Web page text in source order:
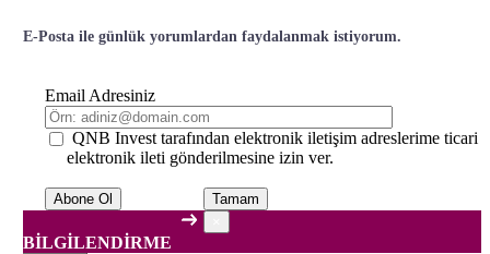
E-Posta ile günlük yorumlardan faydalanmak istiyorum.
Email Adresiniz
QNB Invest tarafından elektronik iletişim adreslerime ticari
elektronik ileti gönderilmesine izin ver.
Tamam
BİLGİLENDİRME